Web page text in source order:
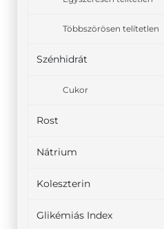
Többszörösen telítetlen
Szénhidrát
Cukor
Rost
Nátrium
Koleszterin
Glikémiás Index